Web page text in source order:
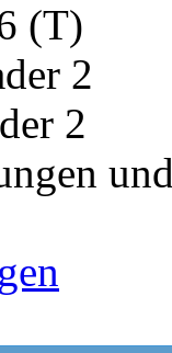
(T)
2
2